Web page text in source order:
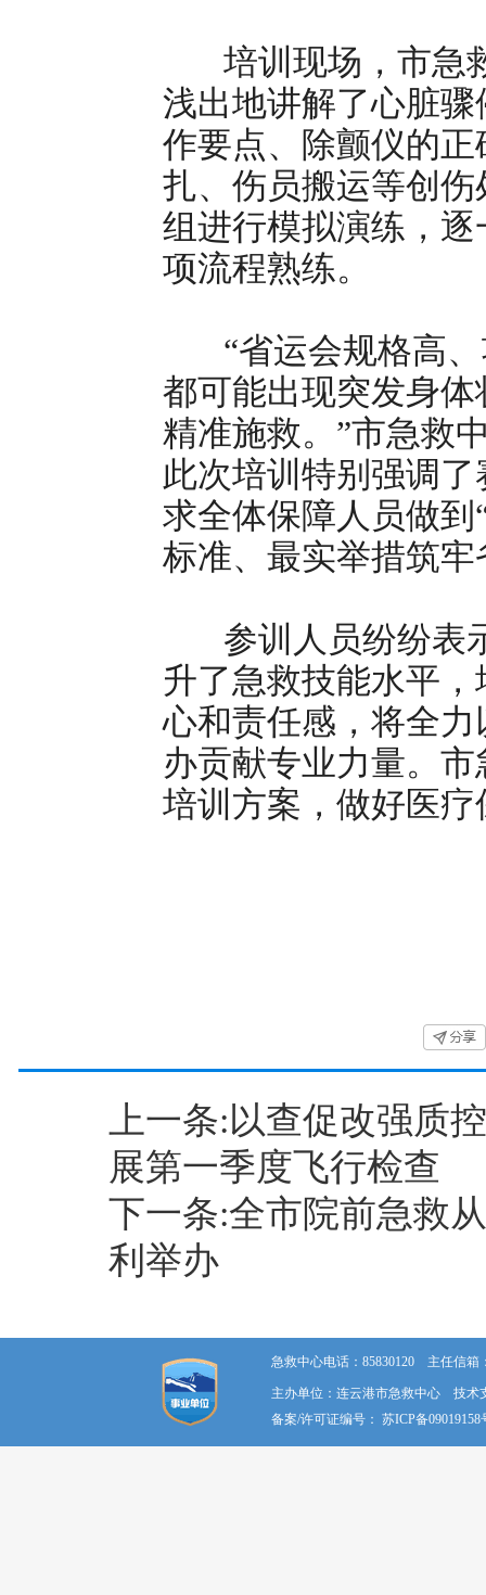
培训现场，市急
浅出地讲解了心脏
作要点、除颤仪的
扎、伤员搬运等创
组进行模拟演练，
项流程熟练。
“省运会规格高、
都可能出现突发身
精准施救。”市急救
此次培训特别强调
求全体保障人员做
标准、最实举措筑
参训人员纷纷表
升了急救技能水平
心和责任感，将全
办贡献专业力量。
培训方案，做好医
上一条:以查促改强质
展第一季度飞行检查
下一条:全市院前急救
利举办
急救中心电话：85830120 主任信箱
主办单位：连云港市急救中心 技术
备案/许可证编号： 苏ICP备09019158